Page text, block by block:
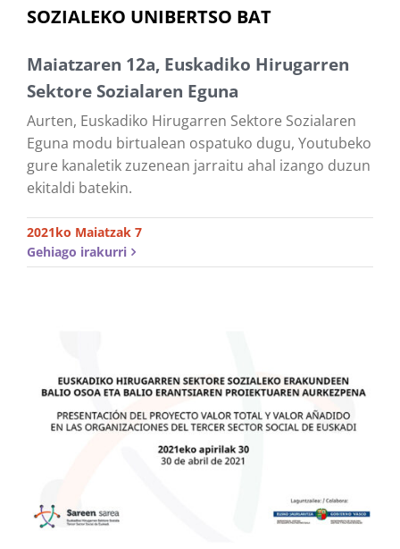
SOZIALEKO UNIBERTSO BAT
Maiatzaren 12a, Euskadiko Hirugarren
Sektore Sozialaren Eguna
Aurten, Euskadiko Hirugarren Sektore Sozialaren
Eguna modu birtualean ospatuko dugu, Youtubeko
gure kanaletik zuzenean jarraitu ahal izango duzun
ekitaldi batekin.
2021ko Maiatzak 7
Gehiago irakurri